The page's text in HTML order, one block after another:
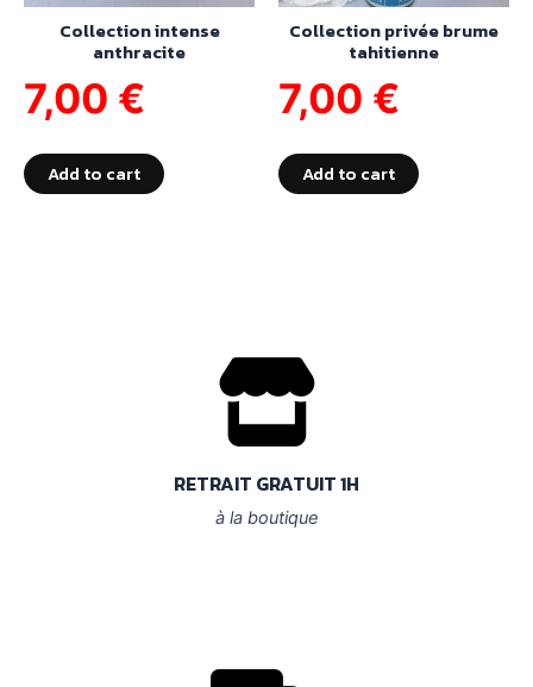
Collection intense
anthracite
7,00 €
Add to cart
Collection privée brume
tahitienne
7,00 €
Add to cart
RETRAIT GRATUIT 1H
à la boutique